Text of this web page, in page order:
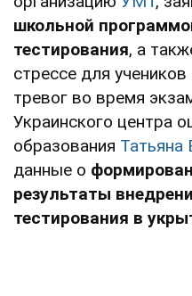
школьной
тестирования, а
стрессе для
тревог во время
Украинского центра
образования Татьяна
данные о
результаты
тестирования в